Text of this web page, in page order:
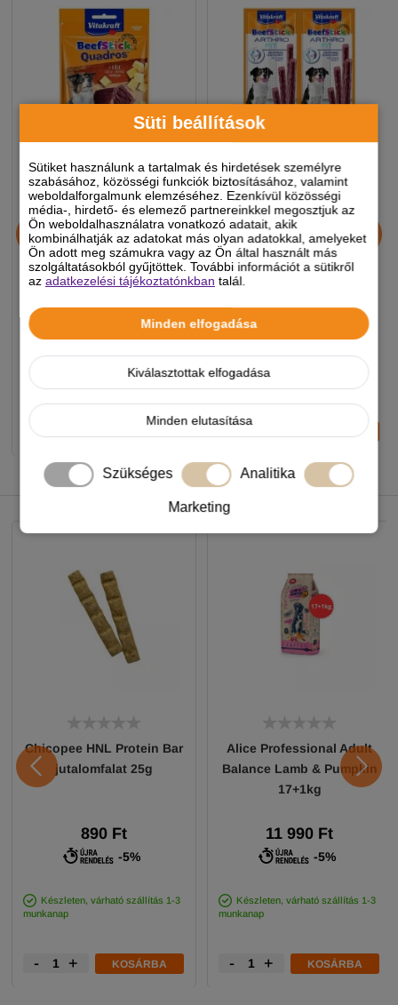
Süti beállítások
Sütiket használunk a tartalmak és hirdetések személyre
szabásához, közösségi funkciók biztosításához, valamint
weboldalforgalmunk elemzéséhez. Ezenkívül közösségi
média-, hirdető- és elemező partnereinkkel megosztjuk az
Ön weboldalhasználatra vonatkozó adatait, akik
kombinálhatják az adatokat más olyan adatokkal, amelyeket
Ön adott meg számukra vagy az Ön által használt más
szolgáltatásokból gyűjtöttek. További információt a sütikről
azadatkezelési tájékoztatónkban talál.
Minden elfogadása
Kiválasztottak elfogadása
Minden elutasítása
Szükséges Analitika
Marketing
Vitakraft Beef Stick Kutya
Jutalomfalat Quadros
Sajtos 70g
Készleten, várható szállítás 1-3
Vitakraft Beef Stick Kutya
Jutalomfalat az Izületekre
4 db 48g
Készleten, várható szállítás 1-3
munkanap
-
NEKED AJÁNLJUK
Chicopee HNL Protein Bar
jutalomfalat 25g
890 Ft
-5%
Készleten, várható szállítás 1-3
munkanap
- + KOSÁRBA
Alice Professional Adult
Balance Lamb & Pumpkin
17+1kg
11 990 Ft
-5%
Készleten, várható szállítás 1-3
munkanap
- + KOSÁRBA